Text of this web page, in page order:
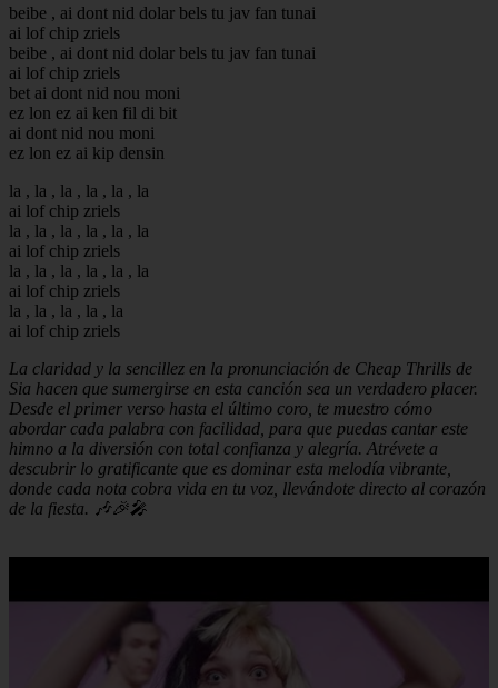
beibe , ai dont nid dolar bels tu jav fan tunai
ai lof chip zriels
beibe , ai dont nid dolar bels tu jav fan tunai
ai lof chip zriels
bet ai dont nid nou moni
ez lon ez ai ken fil di bit
ai dont nid nou moni
ez lon ez ai kip densin
la , la , la , la , la , la
ai lof chip zriels
la , la , la , la , la , la
ai lof chip zriels
la , la , la , la , la , la
ai lof chip zriels
la , la , la , la , la
ai lof chip zriels
La claridad y la sencillez en la pronunciación de Cheap Thrills de
Sia hacen que sumergirse en esta canción sea un verdadero placer.
Desde el primer verso hasta el último coro, te muestro cómo
abordar cada palabra con facilidad, para que puedas cantar este
himno a la diversión con total confianza y alegría. Atrévete a
descubrir lo gratificante que es dominar esta melodía vibrante,
donde cada nota cobra vida en tu voz, llevándote directo al corazón
de la fiesta. 🎶🎉🎤